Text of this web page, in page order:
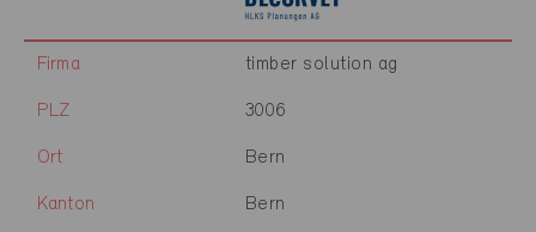
Firma timber solution ag
PLZ 3006
Ort Bern
Kanton Bern